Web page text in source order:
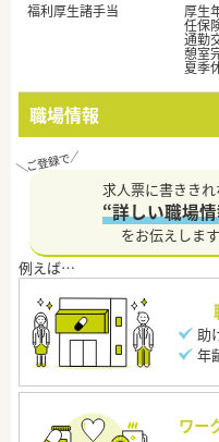
福利厚生諸手当
厚生
任保
通勤
憩室
夏季
職場情報
求人票に書ききれ
“詳しい職場
をお伝えします
助
年
ワー